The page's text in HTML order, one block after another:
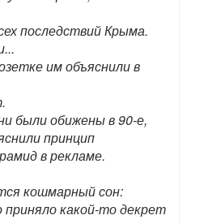
последствий Крыма.
им объяснили в
были обижены в 90-е,
принцип
в рекламе.
кошмарный сон:
приняло какой-то декрет